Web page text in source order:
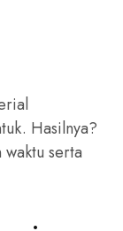
Hasilnya?
serta